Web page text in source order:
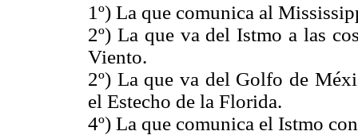
1º) La que comunica al
2º) La que va del Istmo a las
Viento.
2º) La que va del Golfo de
el Estecho de la Florida.
4º) La que comunica el Istmo